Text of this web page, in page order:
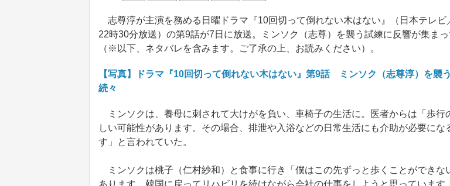
志尊淳が主演を務める日曜ドラマ『10回切って倒れない木はない』（日本テレビ
22時30分放送）の第9話が7日に放送。ミンソク（志尊）を襲う試練に反響が集まっ
（※以下、ネタバレを含みます。ご了承の上、お読みください）。
【写真】ドラマ『10回切って倒れない木はない』第9話 ミンソク（志尊淳）を襲
続々
ミンソクは、養母に刺されて大けがを負い、車椅子の生活に。医者からは「歩行
しい可能性があります。その場合、排泄や入浴などの日常生活にも介助が必要にな
す」と言われていた。
ミンソクは桃子（仁村紗和）と食事に行き「僕はこの先ずっと歩くことができな
あります。韓国に戻ってリハビリを続けながら会社の仕事をしようと思っています